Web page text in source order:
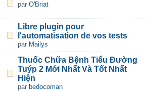
par O'Briat
Libre plugin pour
l'automatisation de vos tests
par Mailys
Thuốc Chữa Bệnh Tiểu Đường
Tuýp 2 Mới Nhất Và Tốt Nhất
Hiện
par bedocoman